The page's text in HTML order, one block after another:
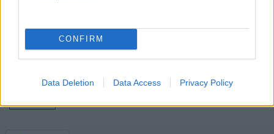
CONFIRM
Data Deletion Data Access Privacy Policy